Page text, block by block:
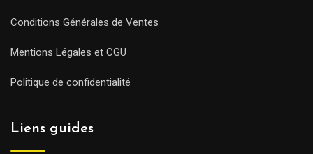
Conditions Générales de Ventes
Mentions Légales et CGU
Politique de confidentialité
Liens guides